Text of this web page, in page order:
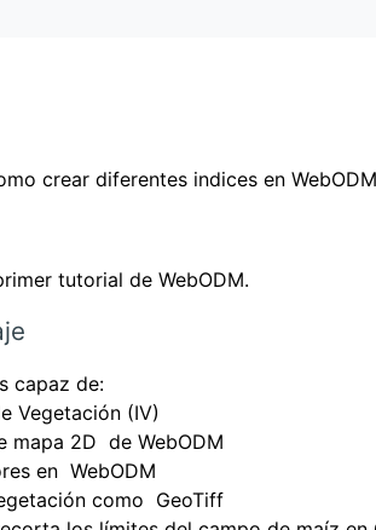
crear diferentes indices en
tutorial de WebODM.
capaz de:
Vegetación (IV)
mapa 2D de WebODM
en WebODM
como GeoTiff